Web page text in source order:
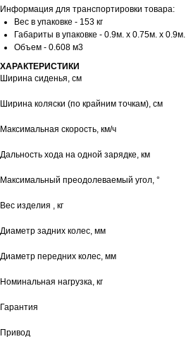
Информация для транспортировки товара:
Вес в упаковке - 153 кг
Габариты в упаковке - 0.9м. x 0.75м. x 0.9м.
Объем - 0.608 м3
ХАРАКТЕРИСТИКИ
Ширина сиденья, см
Ширина коляски (по крайним точкам), см
Максимальная скорость, км/ч
Дальность хода на одной зарядке, км
Максимальный преодолеваемый угол, °
Вес изделия , кг
Диаметр задних колес, мм
Диаметр передних колес, мм
Номинальная нагрузка, кг
Гарантия
Привод